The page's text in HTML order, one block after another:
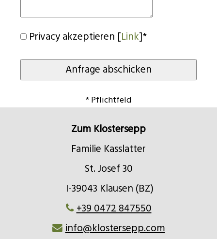
Privacy akzeptieren [Link]*
* Pflichtfeld
Zum Klostersepp
Familie Kasslatter
St. Josef 30
I-39043 Klausen (BZ)
+39 0472 847550
info@klostersepp.com